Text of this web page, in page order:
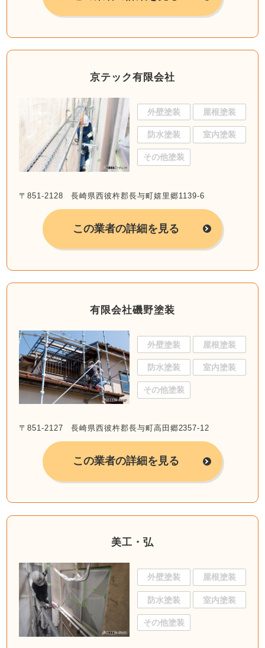
京テック有限会社
外壁塗装 屋根塗装
防水塗装 室内塗装
その他塗装
〒851-2128 長崎県西彼杵郡長与町嬉里郷1139-6
この業者の詳細を見る
有限会社磯野塗装
外壁塗装 屋根塗装
防水塗装 室内塗装
その他塗装
〒851-2127 長崎県西彼杵郡長与町高田郷2357-12
この業者の詳細を見る
美工・弘
外壁塗装 屋根塗装
防水塗装 室内塗装
その他塗装